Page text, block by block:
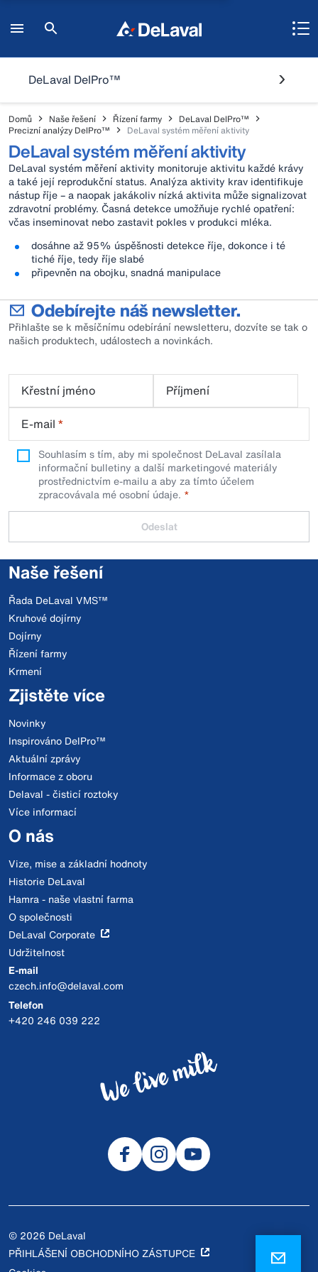
DeLaval DelPro™
Domů Naše řešení Řízení farmy
DeLaval DelPro™
Precizní analýzy DelPro™
DeLaval systém měření aktivity
DeLaval systém měření aktivity
DeLaval systém měření aktivity monitoruje aktivitu každé krávy
a také její reprodukční status. Analýza aktivity krav identifikuje
nástup říje – a naopak jakákoliv nízká aktivita může signalizovat
zdravotní problémy. Časná detekce umožňuje rychlé opatření:
včas inseminovat nebo zastavit pokles v produkci mléka.
dosáhne až 95% úspěšnosti detekce říje, dokonce i té
tiché říje, tedy říje slabé
připevněn na obojku, snadná manipulace
Odebírejte náš newsletter.
Přihlašte se k měsíčnímu odebírání newsletteru, dozvíte se tak o
našich produktech, událostech a novinkách.
Křestní jméno
Příjmení
E-mail *
Souhlasím s tím, aby mi společnost DeLaval zasílala
informační bulletiny a další marketingové materiály
prostřednictvím e-mailu a aby za tímto účelem
zpracovávala mé osobní údaje.
Odeslat
Naše řešení
Řada DeLaval VMS™
Kruhové dojírny
Dojírny
Řízení farmy
Krmení
Zjistěte více
Novinky
Inspirováno DelPro™
Aktuální zprávy
Informace z oboru
Delaval - čisticí roztoky
Více informací
O nás
Vize, mise a základní hodnoty
Historie DeLaval
Hamra - naše vlastní farma
O společnosti
DeLaval Corporate
Udržitelnost
E-mail
czech.info@delaval.com
Telefon
+420 246 039 222
© 2026 DeLaval
PŘIHLÁŠENÍ OBCHODNÍHO ZÁSTUPCE